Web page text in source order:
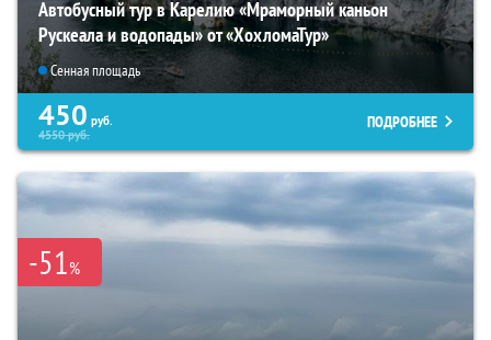
Автобусный тур в Карелию «Мраморный каньон
Рускеала и водопады» от «ХохломаТур»
Сенная площадь
450 руб.
4550руб.
ПОДРОБНЕЕ
-51%